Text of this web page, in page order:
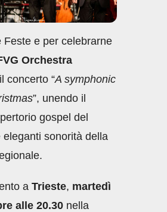
Feste e per celebrarne
Orchestra
concerto “A symphonic
”, unendo il
gospel del
eleganti sonorità della
a Trieste, martedì
alle 20.30 nella